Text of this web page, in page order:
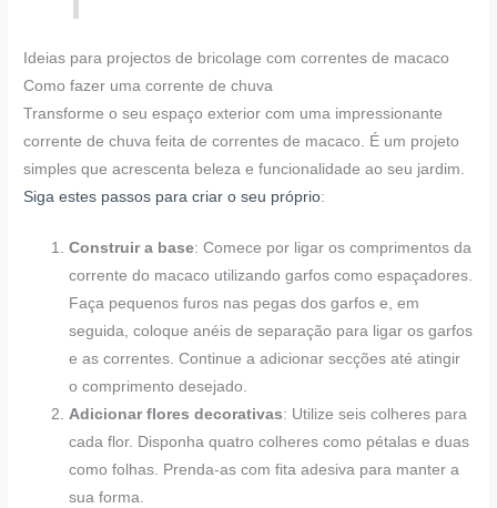
Ideias para projectos de bricolage com correntes de macaco
Como fazer uma corrente de chuva
Transforme o seu espaço exterior com uma impressionante
corrente de chuva feita de correntes de macaco. É um projeto
simples que acrescenta beleza e funcionalidade ao seu jardim.
Siga estes passos para criar o seu próprio:
Construir a base: Comece por ligar os comprimentos da
corrente do macaco utilizando garfos como espaçadores.
Faça pequenos furos nas pegas dos garfos e, em
seguida, coloque anéis de separação para ligar os garfos
e as correntes. Continue a adicionar secções até atingir
o comprimento desejado.
Adicionar flores decorativas: Utilize seis colheres para
cada flor. Disponha quatro colheres como pétalas e duas
como folhas. Prenda-as com fita adesiva para manter a
sua forma.